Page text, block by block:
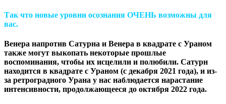
Так что новые уровни осознания ОЧЕНЬ возможны для
вас.
Венера напротив Сатурна и Венера в квадрате с Ураном
также могут выкопать некоторые прошлые
воспоминания, чтобы их исцелили и полюбили. Сатурн
находится в квадрате с Ураном (с декабря 2021 года), и из-
за ретроградного Урана у нас наблюдается нарастание
интенсивности, продолжающееся до октября 2022 года.